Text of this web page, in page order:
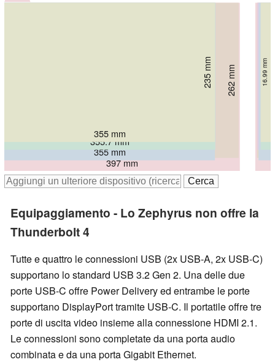
397 mm
284 mm 26 mm
395 mm
262 mm 23 mm
356 mm
248.5 mm 22.4 mm
355 mm
266 mm 20.5 mm
355.7 mm
248.1 mm 16.8 mm
355 mm
235 mm 16.99 mm
Equipaggiamento - Lo Zephyrus non offre la
Thunderbolt 4
Tutte e quattro le connessioni USB (2x USB-A, 2x USB-C)
supportano lo standard USB 3.2 Gen 2. Una delle due
porte USB-C offre Power Delivery ed entrambe le porte
supportano DisplayPort tramite USB-C. Il portatile offre tre
porte di uscita video insieme alla connessione HDMI 2.1.
Le connessioni sono completate da una porta audio
combinata e da una porta Gigabit Ethernet.